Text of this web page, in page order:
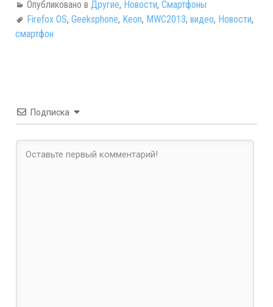
Опубликовано в Другие, Новости, Смартфоны
Firefox OS, Geeksphone, Keon, MWC2013, видео, Новости,
смартфон
Подписка